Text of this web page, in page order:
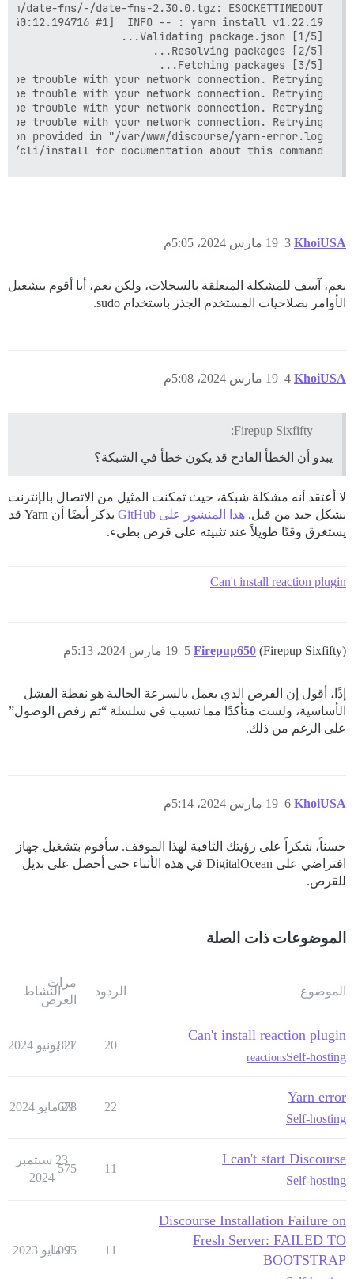
cli/install for documentation about this command.
KhoiUSA 19 مارس 2024، 5:05م 3
نعم، آسف للمشكلة المتعلقة بالسجلات، ولكن نعم، أنا أقوم بتشغيل
الأوامر بصلاحيات المستخدم الجذر باستخدام sudo.
KhoiUSA 19 مارس 2024، 5:08م 4
Firepup Sixfifty:
يبدو أن الخطأ الفادح قد يكون خطأ في الشبكة؟
لا أعتقد أنه مشكلة شبكة، حيث تمكنت المثيل من الاتصال بالإنترنت
بشكل جيد من قبل. هذا المنشور على GitHub
يذكر أيضًا أن Yarn قد
يستغرق وقتًا طويلاً عند تثبيته على قرص بطيء.
Can't install reaction plugin
Firepup650 (Firepup Sixfifty) 19 مارس 2024، 5:13م 5
إذًا، أقول إن القرص الذي يعمل بالسرعة الحالية هو نقطة الفشل
الأساسية، ولست متأكدًا مما تسبب في سلسلة “تم رفض الوصول”
على الرغم من ذلك.
KhoiUSA 19 مارس 2024، 5:14م 6
حسناً، شكراً على رؤيتك الثاقبة لهذا الموقف. سأقوم بتشغيل جهاز
افتراضي على DigitalOcean في هذه الأثناء حتى أحصل على بديل
للقرص.
الموضوعات ذات الصلة
الموضوع الردود
مرات
العرض
النشاط
Can't install reaction plugin
Self-hosting
reactions
20
827
11 يونيو 2024
Yarn error
Self-hosting
22
678
29 مايو 2024
I can't start Discourse
Self-hosting
11
575
23 سبتمبر
2024
Discourse Installation Failure on
Fresh Server: FAILED TO
BOOTSTRAP
11
1095
7 مايو 2023